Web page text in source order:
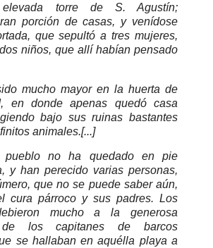
torre de S. Agustín;
porción de casas, y venídose
que sepultó a tres mujeres,
niños, que allí habían pensado
mucho mayor en la huerta de
en donde apenas quedó casa
bajo sus ruinas bastantes
animales.[...]
no ha quedado en pie
y han perecido varias personas,
que no se puede saber aún,
cura párroco y sus padres. Los
mucho a la generosa
de los capitanes de barcos
se hallaban en aquélla playa a